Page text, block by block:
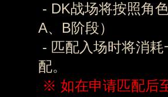
- DK战场将按照角
A、B阶段）
- 匹配入场时将消
配。
※ 如在申请匹配后